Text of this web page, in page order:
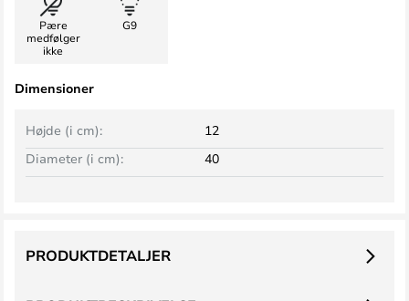
Pære
medfølger
ikke
G9
Dimensioner
Højde (i cm):
12
Diameter (i cm):
40
PRODUKTDETALJER